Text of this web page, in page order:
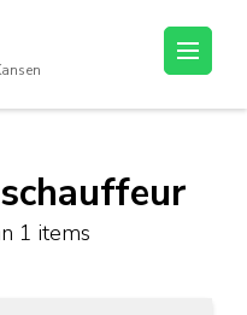
1 items